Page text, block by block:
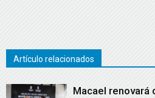
Artículo relacionados
Macael renovará